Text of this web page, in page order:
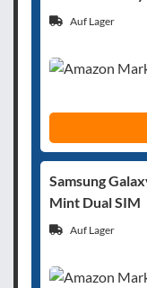
Auf Lager
Samsung
Mint Dual SIM
Auf Lager